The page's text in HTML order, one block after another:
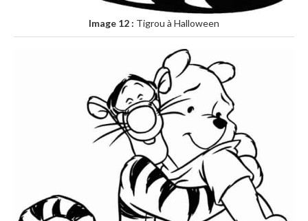
Image 12 : Tigrou à Halloween